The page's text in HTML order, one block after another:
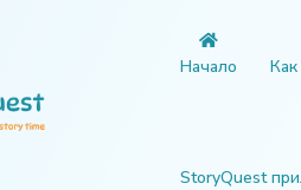
Начало
StoryQuest